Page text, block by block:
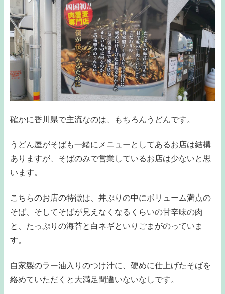
確かに香川県で主流なのは、もちろんうどんです。
うどん屋がそばも一緒にメニューとしてあるお店は結構
ありますが、そばのみで営業しているお店は少ないと思
います。
こちらのお店の特徴は、丼ぶりの中にボリューム満点の
そば、そしてそばが見えなくなるくらいの甘辛味の肉
と、たっぷりの海苔と白ネギといりごまがのっていま
す。
自家製のラー油入りのつけ汁に、硬めに仕上げたそばを
絡めていただくと大満足間違いないなしです。